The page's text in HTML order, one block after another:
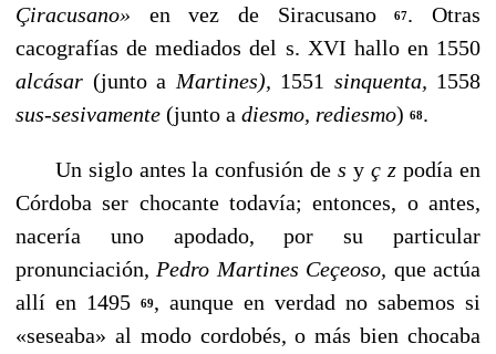
Çiracusano» en vez de Siracusano67. Otras
cacografías de mediados del s. XVI ha­llo en 1550
alcásar (junto a Martines), 1551 sinquenta, 1558
sus-sesivamente (junto a diesmo, rediesmo) 68.
Un siglo antes la confusión desyç zpodía en
Córdoba ser chocante todavía; entonces, o antes,
nacería uno apo­dado, por su particular
pronunciación, Pedro Martines Ceçeo­so, que actúa
allí en 1495
69, aunque en verdad no sabemos si
«seseaba» al modo cordobés, o más bien chocaba